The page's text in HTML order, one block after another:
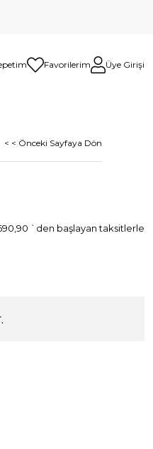
Favorilerim Üye Girişi
< < Önceki Sayfaya Dön
`den başlayan taksitlerle